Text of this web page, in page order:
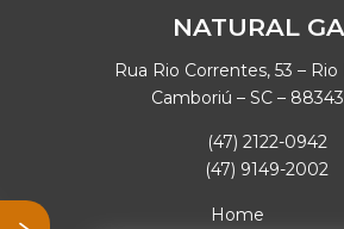
NATURAL
Rua Rio Correntes, 53 –
Camboriú – SC –
(47) 2122-0942
(47) 9149-2002
Home